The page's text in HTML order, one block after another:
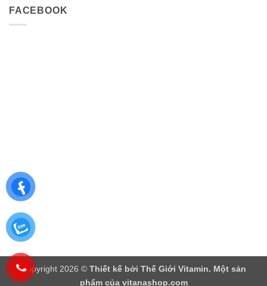
FACEBOOK
Copyright 2026 © Thiết kế bởi Thế Giới Vitamin. Một sản
phẩm của vitanashop.com